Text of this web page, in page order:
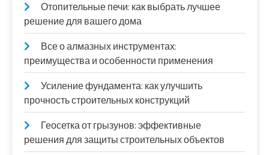
Отопительные печи: как выбрать лучшее
решение для вашего дома
Все о алмазных инструментах:
преимущества и особенности применения
Усиление фундамента: как улучшить
прочность строительных конструкций
Геосетка от грызунов: эффективные
решения для защиты строительных объектов